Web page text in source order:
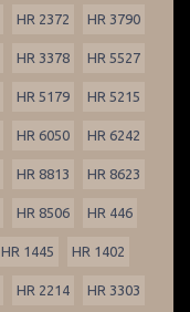
HR 2372 HR 3790
HR 3378 HR 5527
HR 5179 HR 5215
HR 6050 HR 6242
HR 8813 HR 8623
HR 8506 HR 446
HR 1445 HR 1402
HR 2214 HR 3303